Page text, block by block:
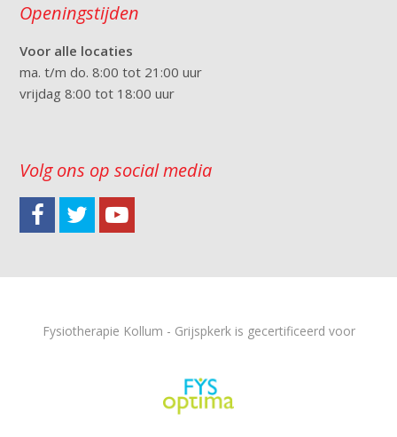
Openingstijden
Voor alle locaties
ma. t/m do. 8:00 tot 21:00 uur
vrijdag 8:00 tot 18:00 uur
Volg ons op social media
Fysiotherapie Kollum - Grijspkerk is gecertificeerd voor